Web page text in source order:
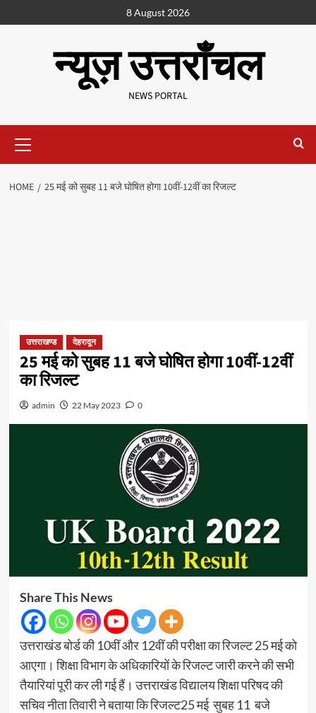
8 August 2026
न्यूज़ उत्तराँचल
NEWS PORTAL
HOME 25 मई को सुबह 11 बजे घोषित होगा 10वीं-12वीं का रिजल्ट
उत्तराखण्ड देहरादून
25 मई को सुबह 11 बजे घोषित होगा 10वीं-12वीं
का रिजल्ट
admin 22 May 2023 0
Share This News
उत्तराखंड बोर्ड की 10वीं और 12वीं की परीक्षा का रिजल्ट 25 मई को
आएगा। शिक्षा विभाग के अधिकारियों के रिजल्ट जारी करने की सभी
तैयारियां पूरी कर ली गई हैं। उत्तराखंड विद्यालय शिक्षा परिषद की
सचिव नीता तिवारी ने बताया कि रिजल्ट25 मई सुबह 11 बजे